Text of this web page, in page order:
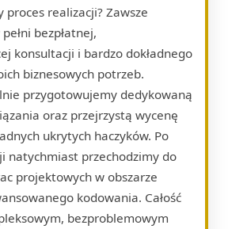
proces realizacji? Zawsze
bezpłatnej,
konsultacji i bardzo dokładnego
biznesowych potrzeb.
przygotowujemy dedykowaną
oraz przejrzystą wycenę
ukrytych haczyków. Po
natychmiast przechodzimy do
projektowych w obszarze
kodowania. Całość
bezproblemowym